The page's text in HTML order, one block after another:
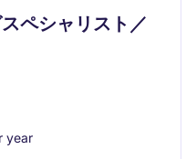
ペシャリスト／
year